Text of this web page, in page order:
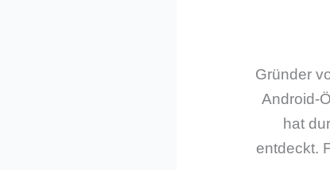
Gründer
Android-
hat
entdeckt.